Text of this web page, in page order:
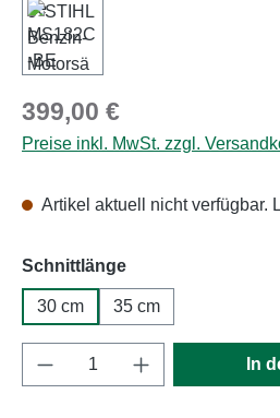
Regulärer Preis:
399,00 €
Preise inkl. MwSt. zzgl.
Artikel aktuell nicht verfügbar.
Schnittlängeauswählen
30 cm 35 cm
Produkt Anzahl: Gib In